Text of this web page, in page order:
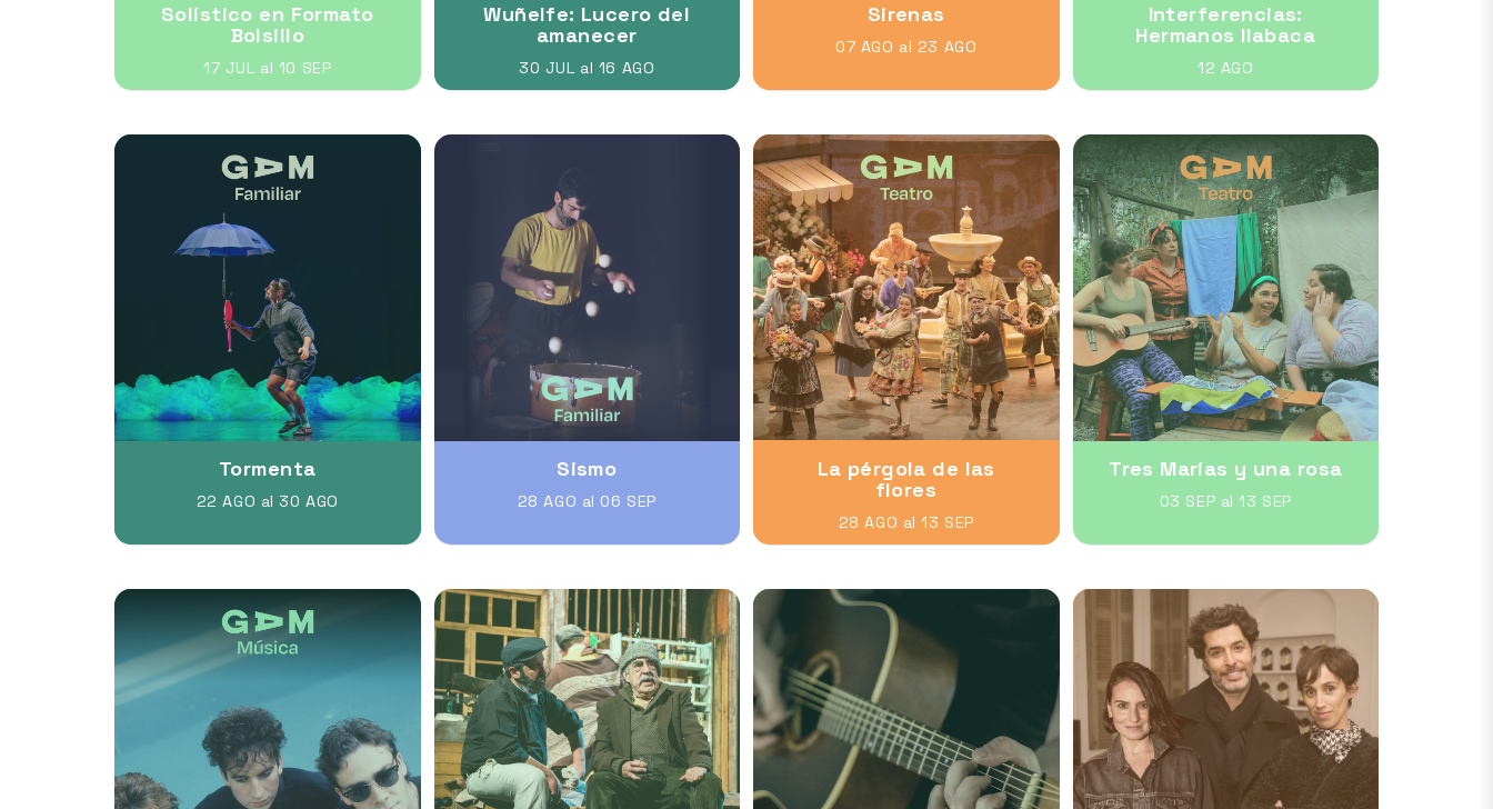
Solístico en Formato
Bolsillo
17 JUL al 10 SEP
Wuñelfe: Lucero del
amanecer
30 JUL al 16 AGO
Sirenas
07 AGO al 23 AGO
Interferencias:
Hermanos Ilabaca
12 AGO
Tormenta
22 AGO al 30 AGO
Sismo
28 AGO al 06 SEP
La pérgola de las
flores
28 AGO al 13 SEP
Tres Marías y una rosa
03 SEP al 13 SEP